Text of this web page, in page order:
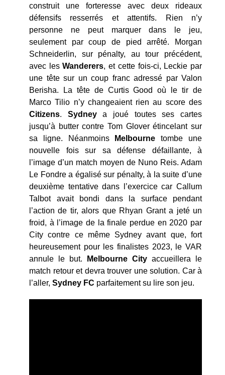
construit une forteresse avec deux rideaux
défensifs resserrés et attentifs. Rien n’y
personne ne peut marquer dans le jeu,
seulement par coup de pied arrêté. Morgan
Schneiderlin, sur pénalty, au tour précédent,
avec lesWanderers, et cette fois-ci, Leckie par
une tête sur un coup franc adressé par Valon
Berisha. La tête de Curtis Good où le tir de
Marco Tilio n’y changeaient rien au score des
Citizens. Sydneya joué toutes ses cartes
jusqu’à butter contre Tom Glover étincelant sur
sa ligne. Néanmoins
Melbourne tombe une
nouvelle fois sur sa défense défaillante, à
l’image d’un match moyen de Nuno Reis. Adam
Le Fondre a égalisé sur pénalty, à la suite d’une
deuxième tentative dans l’exercice car Callum
Talbot avait bondi dans la surface pendant
l’action de tir, alors que Rhyan Grant a jeté un
froid, à l’image de la finale perdue en 2020 par
City contre ce même Sydney avant que, fort
heureusement pour les finalistes 2023, le VAR
annule le but.
Melbourne City accueillera le
match retour et devra trouver une solution. Car à
l’aller, Sydney FC parfaitement su lire son jeu.